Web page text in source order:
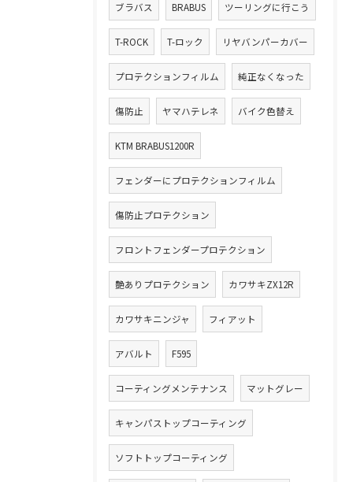
ブラバス BRABUS ツーリングに行こう
T-ROCK T-ロック リヤバンパーカバー
プロテクションフィルム 純正なくなった
傷防止 ヤマハテレネ バイク色替え
KTM BRABUS1200R
フェンダーにプロテクションフィルム
傷防止プロテクション
フロントフェンダープロテクション
艶ありプロテクション カワサキZX12R
カワサキニンジャ フィアット
アバルト F595
コーティングメンテナンス マットグレー
キャンパストップコーティング
ソフトトップコーティング